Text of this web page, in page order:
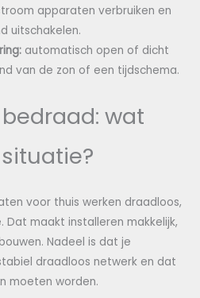
apparaten verbruiken en
uitschakelen.
automatisch open of dicht
van de zon of een tijdschema.
wat
voor thuis werken draadloos,
Dat maakt installeren makkelijk,
Nadeel is dat je
draadloos netwerk en dat
moeten worden.